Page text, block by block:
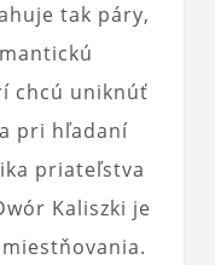
tak páry,
chcú uniknúť
pri hľadaní
priateľstva
Kaliszki je